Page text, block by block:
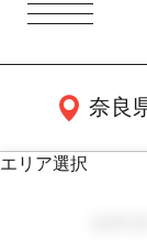
奈良
関西広域
エリア選択